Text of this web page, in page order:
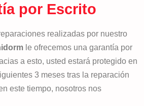
por Escrito
realizadas por nuestro
le ofrecemos una garantía por
a esto, usted estará protegido en
3 meses tras la reparación
este tiempo, nosotros nos